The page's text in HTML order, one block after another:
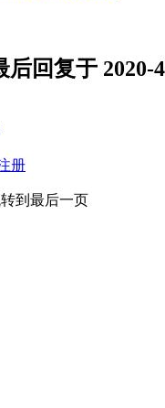
回复于 2020-
册
到最后一页